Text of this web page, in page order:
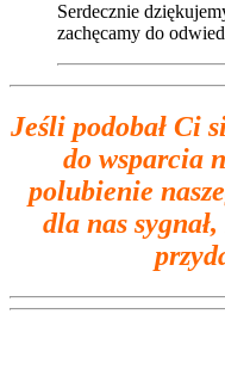
Serdecznie
zachęcamy do
Jeśli podobał Ci
do wsparcia
polubienie
dla nas